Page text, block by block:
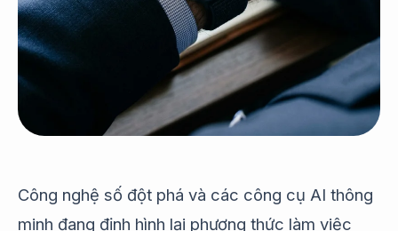
Công nghệ số đột phá và các công cụ AI thông
minh đang định hình lại phương thức làm việc